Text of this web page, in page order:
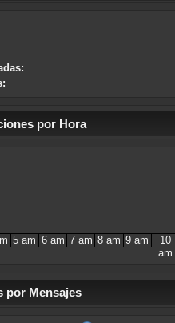
por Hora
5 am 6 am 7 am 8 am 9 am
10
am
por Mensajes